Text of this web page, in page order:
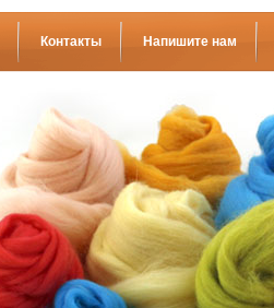
Контакты Напишите нам